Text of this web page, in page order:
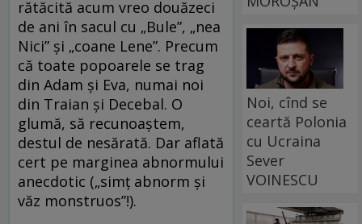
rătăcită acum vreo douăzeci
de ani în sacul cu „Bule”, „nea
Nici” şi „coane Lene”. Precum
că toate popoarele se trag
din Adam şi Eva, numai noi
din Traian şi Decebal. O
glumă, să recunoaştem,
destul de nesărată. Dar aflată
cert pe marginea abnormului
anecdotic („simţ abnorm şi
văz monstruos”!).
Noi, cînd se
ceartă Polonia
cu Ucraina
Sever
VOINESCU